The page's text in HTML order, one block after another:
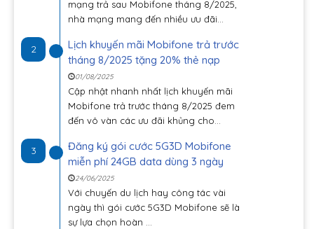
mạng trả sau Mobifone tháng 8/2025,
nhà mạng mang đến nhiều ưu đãi...
2
Lịch khuyến mãi Mobifone trả trước
tháng 8/2025 tặng 20% thẻ nạp
01/08/2025
Cập nhật nhanh nhất lịch khuyến mãi
Mobifone trả trước tháng 8/2025 đem
đến vô vàn các ưu đãi khủng cho...
3
Đăng ký gói cước 5G3D Mobifone
miễn phí 24GB data dùng 3 ngày
24/06/2025
Với chuyến du lịch hay công tác vài
ngày thì gói cước 5G3D Mobifone sẽ là
sự lựa chọn hoàn ...